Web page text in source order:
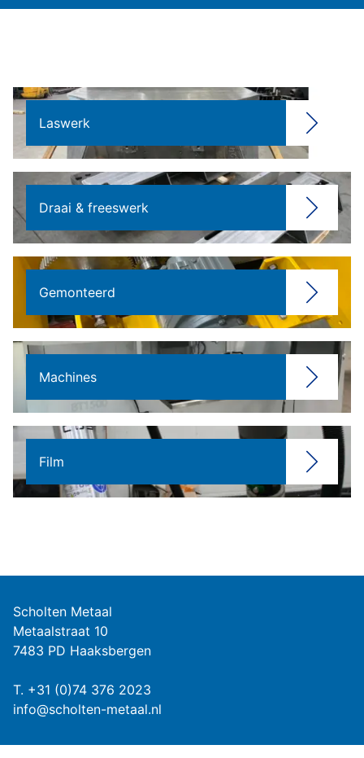
Laswerk
Draai & freeswerk
Gemonteerd
Machines
Film
Scholten Metaal
Metaalstraat 10
7483 PD Haaksbergen
T. +31 (0)74 376 2023
info@scholten-metaal.nl